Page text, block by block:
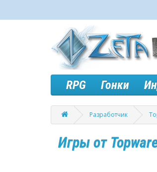
RPG Гонки
Разработчик
Игры от